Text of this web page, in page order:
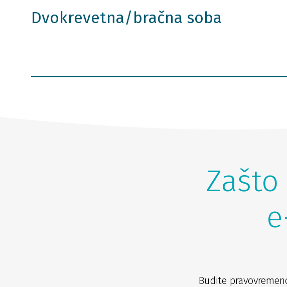
Dvokrevetna/bračna soba
Budite